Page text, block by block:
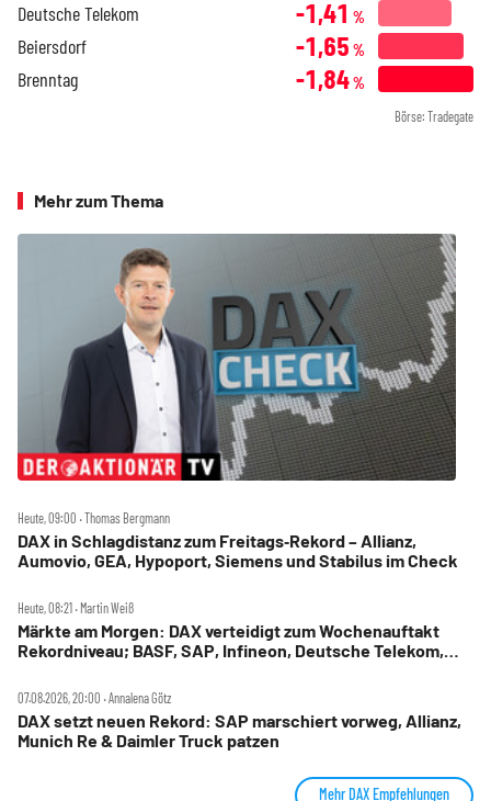
Deutsche Telekom -1,41 %
Beiersdorf -1,65 %
Brenntag -1,84%
Börse: Tradegate
Mehr zum Thema
Heute, 09:00 ‧ Thomas Bergmann
DAX in Schlagdistanz zum Freitags‑Rekord – Allianz,
Aumovio, GEA, Hypoport, Siemens und Stabilus im Check
Heute, 08:21 ‧ Martin Weiß
Märkte am Morgen: DAX verteidigt zum Wochenauftakt
Rekordniveau; BASF, SAP, Infineon, Deutsche Telekom,
07.08.2026, 20:00 ‧ Annalena Götz
DAX setzt neuen Rekord: SAP marschiert vorweg, Allianz,
Munich Re & Daimler Truck patzen
Mehr DAX Empfehlungen